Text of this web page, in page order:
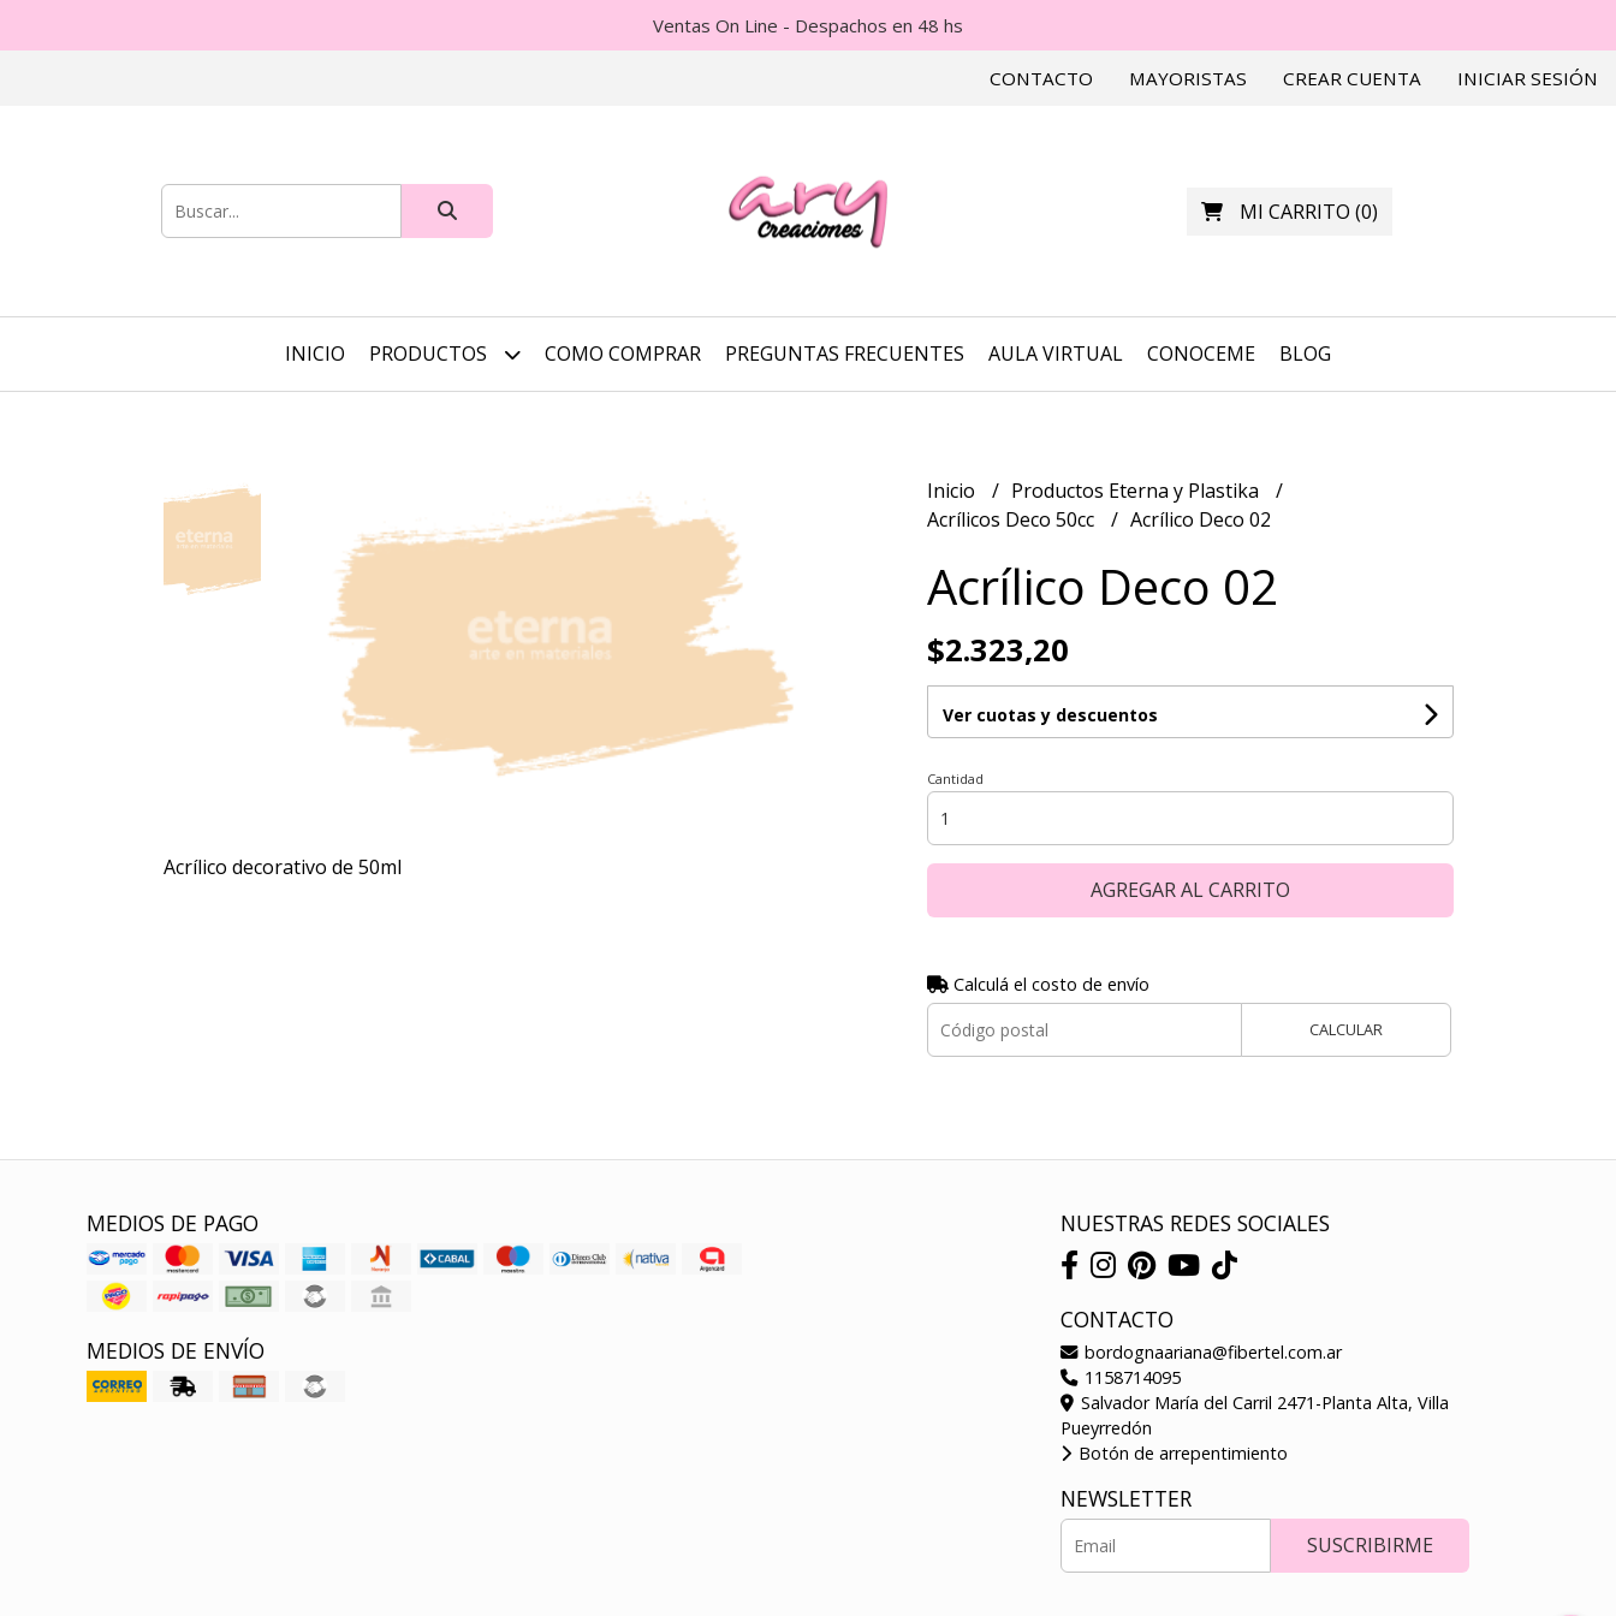
Ventas On Line - Despachos en 48 hs
CONTACTO MAYORISTAS CREAR CUENTA INICIAR SESIÓN
MI CARRITO (0)
INICIO PRODUCTOS COMO COMPRAR PREGUNTAS FRECUENTES AULA VIRTUAL CONOCEME BLOG
Acrílico decorativo de 50ml
Inicio
Productos Eterna y Plastika
Acrílicos Deco 50cc
Acrílico Deco 02
Acrílico Deco 02
$2.323,20
Ver cuotas y descuentos
Cantidad
AGREGAR AL CARRITO
Calculá el costo de envío
CALCULAR
MEDIOS DE PAGO
MEDIOS DE ENVÍO
NUESTRAS REDES SOCIALES
CONTACTO
bordognaariana@fibertel.com.ar
1158714095
Salvador María del Carril 2471-Planta Alta, Villa
Pueyrredón
Botón de arrepentimiento
NEWSLETTER
SUSCRIBIRME